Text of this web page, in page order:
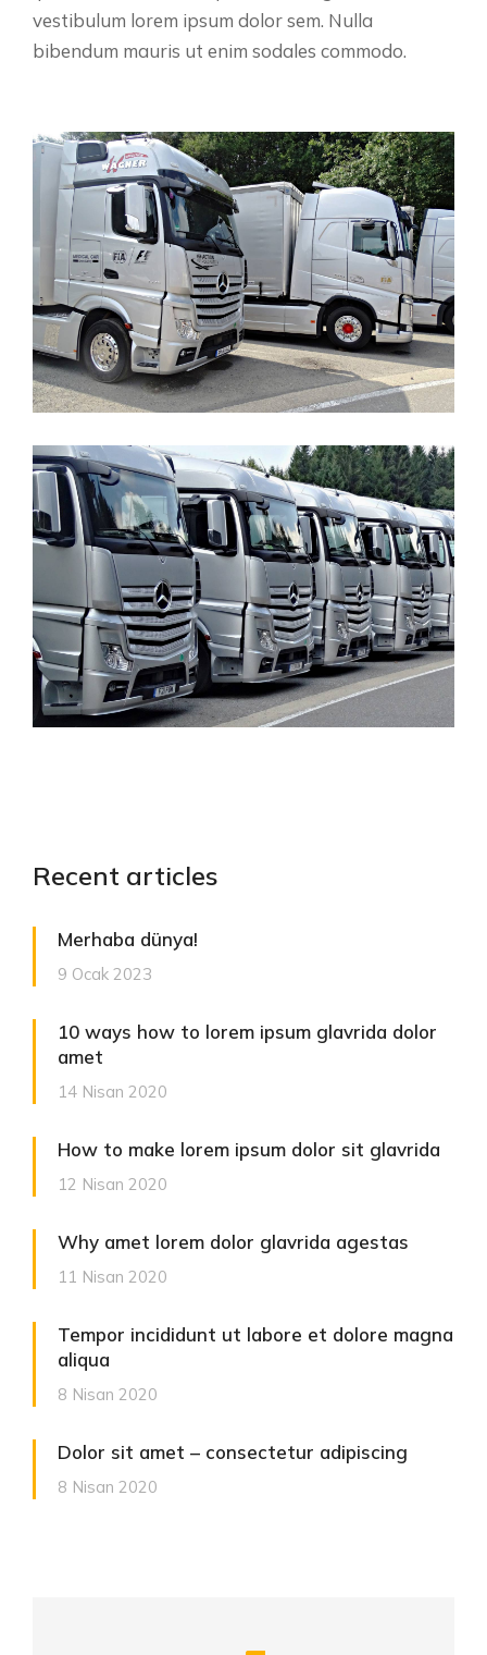
vestibulum lorem ipsum dolor sem. Nulla
bibendum mauris ut enim sodales commodo.
Recent articles
Merhaba dünya!
9 Ocak 2023
10 ways how to lorem ipsum glavrida dolor
amet
14 Nisan 2020
How to make lorem ipsum dolor sit glavrida
12 Nisan 2020
Why amet lorem dolor glavrida agestas
11 Nisan 2020
Tempor incididunt ut labore et dolore magna
aliqua
8 Nisan 2020
Dolor sit amet – consectetur adipiscing
8 Nisan 2020